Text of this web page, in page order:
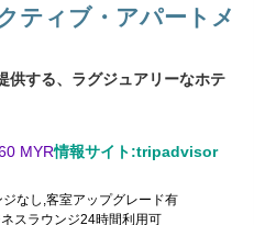
ティブ・アパートメ
供する、ラグジュアリーなホテ
MYR情報サイト:tripadvisor
なし,客室アップグレード有
スラウンジ24時間利用可